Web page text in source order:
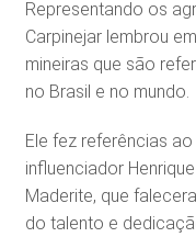
Representando os
Carpinejar lembrou
mineiras que são
no Brasil e no mundo.
Ele fez referências
influenciador
Maderite, que
do talento e